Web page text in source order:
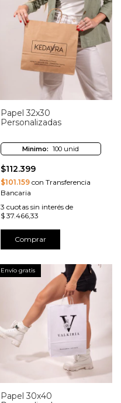
Papel 32x30
Personalizadas
Minimo: 100 unid
$112.399
$101.159con Transferencia
Bancaria
3 cuotas sin interés de
$ 37.466,33
Comprar
Envío gratis
Papel 30x40